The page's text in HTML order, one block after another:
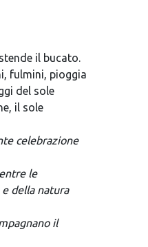
il bucato.
fulmini, pioggia
del sole
il sole
celebrazione
le
della natura
il